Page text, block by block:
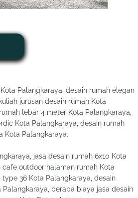
Palangkaraya, desain rumah elegan
jurusan desain rumah Kota
lebar 4 meter Kota Palangkaraya,
Kota Palangkaraya, desain rumah
Kota Palangkaraya.
jasa desain rumah 6x10 Kota
outdoor halaman rumah Kota
36 Kota Palangkaraya, desain
berapa biaya jasa desain